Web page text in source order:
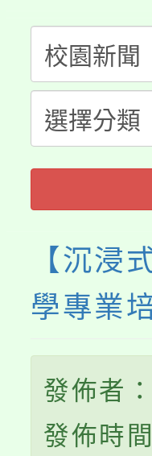
生本
公告
代理(
公告
代理(
轉知
《
程，
系所
【沉浸
學專業
發佈者
發佈時